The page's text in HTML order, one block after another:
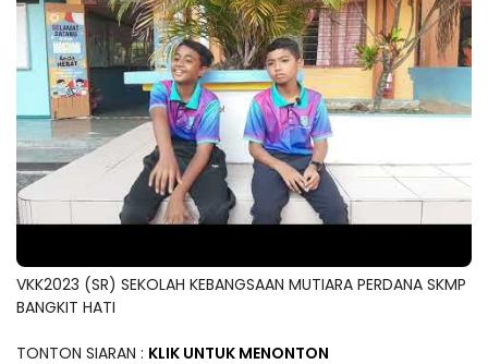
VKK2023 (SR) SEKOLAH KEBANGSAAN MUTIARA PERDANA SKMP
BANGKIT HATI
TONTON SIARAN : KLIK UNTUK MENONTON